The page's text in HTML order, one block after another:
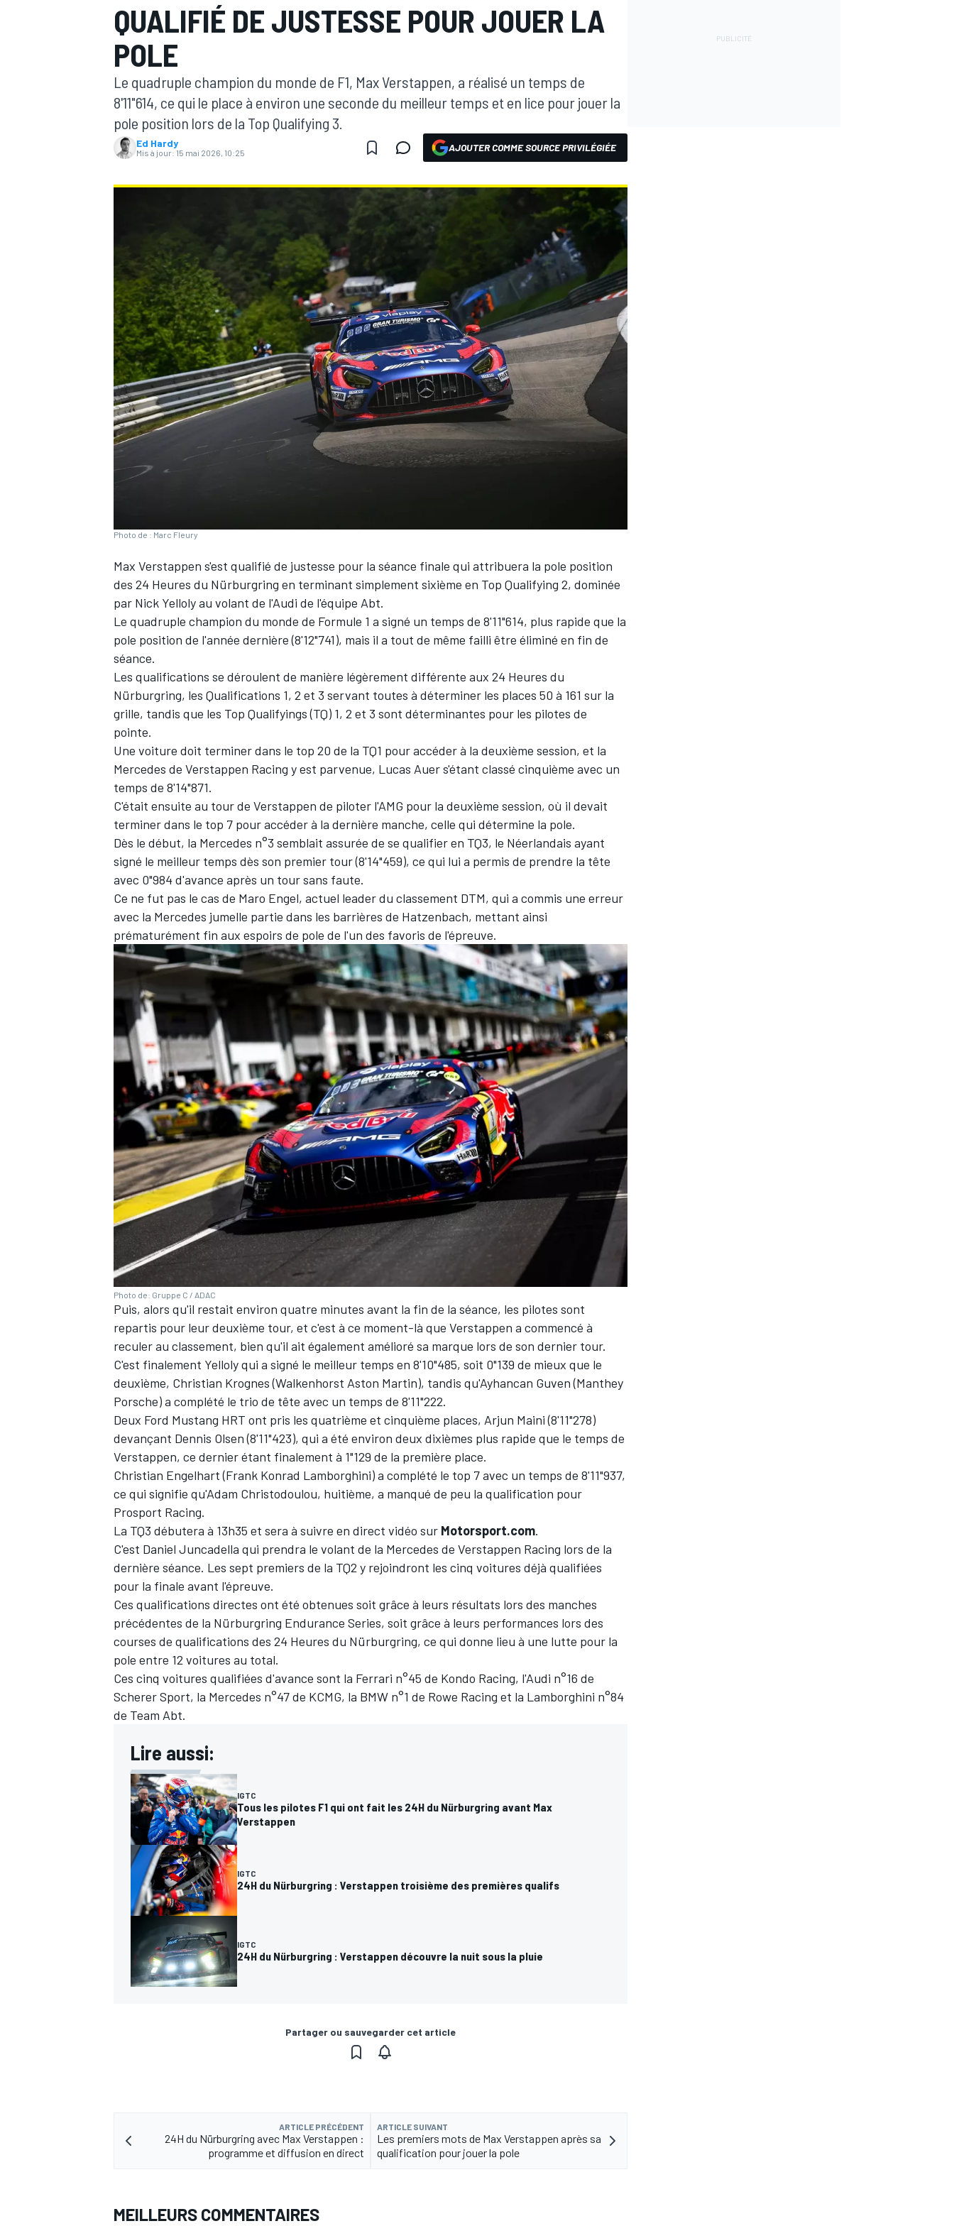
MOTOGP
WRC
WEC
AUTRES CHAMPIONNATS
QUALIFIÉ DE JUSTESSE POUR JOUER LA
POLE
Le quadruple champion du monde de F1, Max Verstappen, a réalisé un temps de
8'11"614, ce qui le place à environ une seconde du meilleur temps et en lice pour jouer la
pole position lors de la Top Qualifying 3.
Ed Hardy
Mis à jour: 15 mai 2026, 10:25 AJOUTER COMME SOURCE PRIVILÉGIÉE
Photo de : Marc Fleury
Max Verstappen s'est qualifié de justesse pour la séance finale qui attribuera la pole position
des 24 Heures du Nürburgring en terminant simplement sixième en Top Qualifying 2, dominée
par Nick Yelloly au volant de l'Audi de l'équipe Abt.
Le quadruple champion du monde de Formule 1 a signé un temps de 8'11"614, plus rapide que la
pole position de l'année dernière (8'12"741), mais il a tout de même failli être éliminé en fin de
séance.
Les qualifications se déroulent de manière légèrement différente aux 24 Heures du
Nürburgring, les Qualifications 1, 2 et 3 servant toutes à déterminer les places 50 à 161 sur la
grille, tandis que les Top Qualifyings (TQ) 1, 2 et 3 sont déterminantes pour les pilotes de
pointe.
Une voiture doit terminer dans le top 20 de la TQ1 pour accéder à la deuxième session, et la
Mercedes de Verstappen Racing y est parvenue, Lucas Auer s'étant classé cinquième avec un
temps de 8'14"871.
C'était ensuite au tour de Verstappen de piloter l'AMG pour la deuxième session, où il devait
terminer dans le top 7 pour accéder à la dernière manche, celle qui détermine la pole.
Dès le début, la Mercedes n°3 semblait assurée de se qualifier en TQ3, le Néerlandais ayant
signé le meilleur temps dès son premier tour (8'14"459), ce qui lui a permis de prendre la tête
avec 0"984 d'avance après un tour sans faute.
Ce ne fut pas le cas de Maro Engel, actuel leader du classement DTM, qui a commis une erreur
avec la Mercedes jumelle partie dans les barrières de Hatzenbach, mettant ainsi
prématurément fin aux espoirs de pole de l'un des favoris de l'épreuve.
Photo de: Gruppe C / ADAC
Puis, alors qu'il restait environ quatre minutes avant la fin de la séance, les pilotes sont
repartis pour leur deuxième tour, et c'est à ce moment-là que Verstappen a commencé à
reculer au classement, bien qu'il ait également amélioré sa marque lors de son dernier tour.
C'est finalement Yelloly qui a signé le meilleur temps en 8'10"485, soit 0"139 de mieux que le
deuxième, Christian Krognes (Walkenhorst Aston Martin), tandis qu'Ayhancan Guven (Manthey
Porsche) a complété le trio de tête avec un temps de 8'11"222.
Deux Ford Mustang HRT ont pris les quatrième et cinquième places, Arjun Maini (8'11"278)
devançant Dennis Olsen (8'11"423), qui a été environ deux dixièmes plus rapide que le temps de
Verstappen, ce dernier étant finalement à 1"129 de la première place.
Christian Engelhart (Frank Konrad Lamborghini) a complété le top 7 avec un temps de 8'11"937,
ce qui signifie qu'Adam Christodoulou, huitième, a manqué de peu la qualification pour
Prosport Racing.
La TQ3 débutera à 13h35 et sera à suivre en direct vidéo sur Motorsport.com.
C'est Daniel Juncadella qui prendra le volant de la Mercedes de Verstappen Racing lors de la
dernière séance. Les sept premiers de la TQ2 y rejoindront les cinq voitures déjà qualifiées
pour la finale avant l'épreuve.
Ces qualifications directes ont été obtenues soit grâce à leurs résultats lors des manches
précédentes de la Nürburgring Endurance Series, soit grâce à leurs performances lors des
courses de qualifications des 24 Heures du Nürburgring, ce qui donne lieu à une lutte pour la
pole entre 12 voitures au total.
Ces cinq voitures qualifiées d'avance sont la Ferrari n°45 de Kondo Racing, l'Audi n°16 de
Scherer Sport, la Mercedes n°47 de KCMG, la BMW n°1 de Rowe Racing et la Lamborghini n°84
de Team Abt.
Lire aussi:
IGTC
Tous les pilotes F1 qui ont fait les 24H du Nürburgring avant Max
Verstappen
IGTC
24H du Nürburgring : Verstappen troisième des premières qualifs
IGTC
24H du Nürburgring : Verstappen découvre la nuit sous la pluie
Partager ou sauvegarder cet article
ARTICLE PRÉCÉDENT
24H du Nürburgring avec Max Verstappen :
programme et diffusion en direct
ARTICLE SUIVANT
Les premiers mots de Max Verstappen après sa
qualification pour jouer la pole
MEILLEURS COMMENTAIRES